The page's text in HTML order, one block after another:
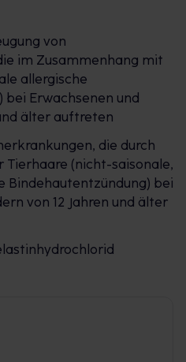
von
im Zusammenhang mit
allergische
Erwachsenen und
älter auftreten
die durch
Tierhaare (nicht-saisonale,
Bindehautentzündung) bei
von 12 Jahren und älter